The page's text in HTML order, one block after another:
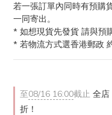
若一張訂單內同時有預購
一同寄出。
* 如想現貨先發貨 請與預
* 若物流方式選香港郵政
至08/16 16:00截止 全
折！